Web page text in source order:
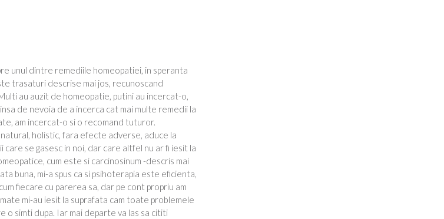
unul dintre remediile homeopatiei, in speranta
trasaturi descrise mai jos, recunoscand
au auzit de homeopatie, putini au incercat-o,
de nevoia de a incerca cat mai multe remedii la
am incercat-o si o recomand tuturor.
holistic, fara efecte adverse, aduce la
se gasesc in noi, dar care altfel nu ar fi iesit la
cum este si carcinosinum -descris mai
buna, mi-a spus ca si psihoterapia este eficienta,
fiecare cu parerea sa, dar pe cont propriu am
mi-au iesit la suprafata cam toate problemele
o simti dupa. Iar mai departe va las sa cititi